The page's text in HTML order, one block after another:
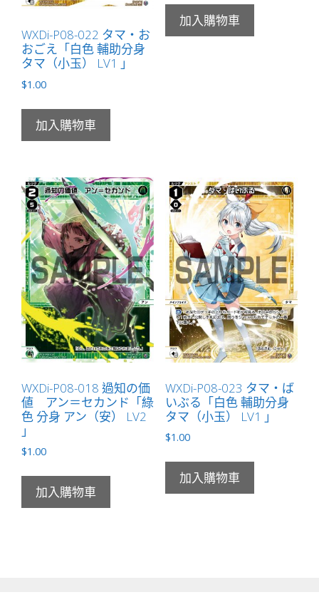
WXDi-P08-022 タマ・お
おごえ「白色 輔助分身
タマ（小玉） LV1 」
$1.00
加入購物車
加入購物車
WXDi-P08-018 過知の価
値 アン＝セカンド「綠
色 分身 アン（安） LV2
」
$1.00
加入購物車
WXDi-P08-023 タマ・ば
いぶる「白色 輔助分身
タマ（小玉） LV1 」
$1.00
加入購物車